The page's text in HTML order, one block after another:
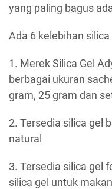
yang paling bagus
Ada 6 kelebihan
1. Merek Silica Gel
berbagai ukuran
gram, 25 gram dan
2. Tersedia silica gel
natural
3. Tersedia silica gel
silica gel untuk